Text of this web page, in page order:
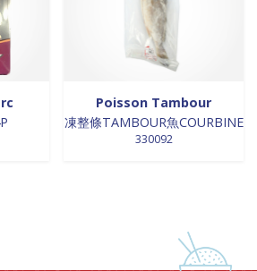
Poisson Tambour
凍整條TAMBOUR魚COURBINE
330092